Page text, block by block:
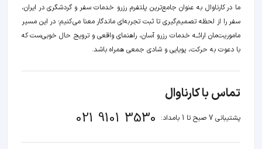
ما در کارناوال به عنوان جامع‌ترین پلتفرم رزرو خدمات سفر و گردشگری در ایران،
سفر را از لحظه‌ تصمیم‌گیری تا ثبت تجربه‌ای ماندگار معنا می‌کنیم؛ در این مسیر‍
ماموریت‌مان اراﺋــﻪ خدمات رزرو آسان، راهنمای واقعی و ترویج حال خوبی‌ست که
با دعوت به حرکت، پویایی و شادی جمعی همراه باشد.
تماس با کارناوال
پشتیبانی 7 صبح تا 1 بامداد: 021 9101 3530